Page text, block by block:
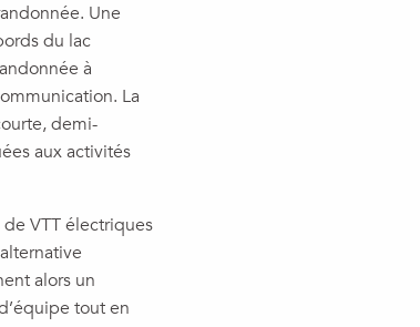
Une
du lac
à
La
demi-
aux activités
VTT électriques
alors un
tout en